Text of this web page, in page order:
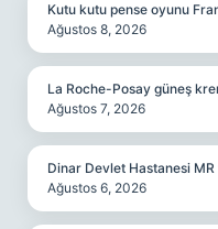
Kutu kutu pense oyunu
Ağustos 8, 2026
La Roche-Posay güneş
Ağustos 7, 2026
Dinar Devlet Hastanesi MR
Ağustos 6, 2026